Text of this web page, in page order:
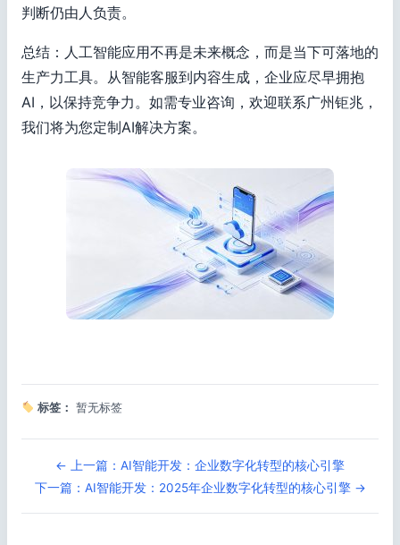
判断仍由人负责。
总结：人工智能应用不再是未来概念，而是当下可落地的
生产力工具。从智能客服到内容生成，企业应尽早拥抱
AI，以保持竞争力。如需专业咨询，欢迎联系广州钜兆，
我们将为您定制AI解决方案。
标签： 暂无标签
← 上一篇：AI智能开发：企业数字化转型的核心引擎
下一篇：AI智能开发：2025年企业数字化转型的核心引擎 →